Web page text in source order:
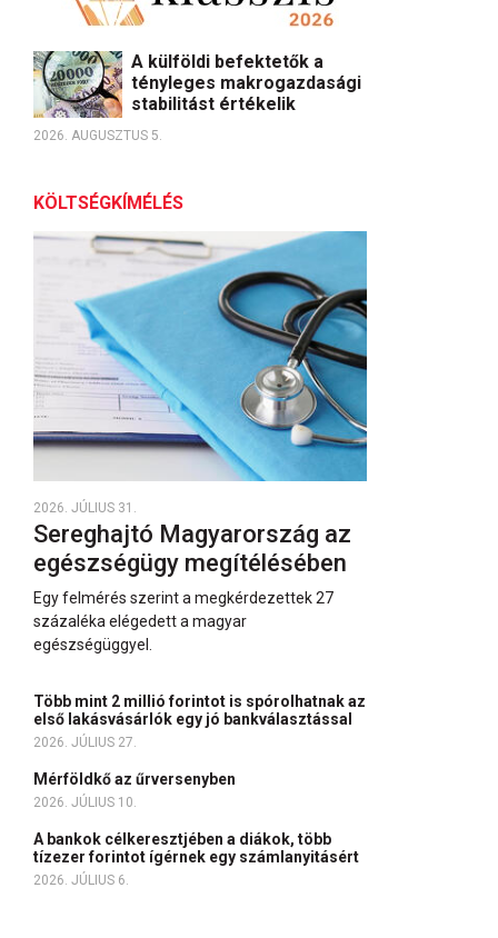
A külföldi befektetők a
tényleges makrogazdasági
stabilitást értékelik
2026. AUGUSZTUS 5.
KÖLTSÉGKÍMÉLÉS
2026. JÚLIUS 31.
Sereghajtó Magyarország az
egészségügy megítélésében
Egy felmérés szerint a megkérdezettek 27
százaléka elégedett a magyar
egészségüggyel.
Több mint 2 millió forintot is spórolhatnak az
első lakásvásárlók egy jó bankválasztással
2026. JÚLIUS 27.
Mérföldkő az űrversenyben
2026. JÚLIUS 10.
A bankok célkeresztjében a diákok, több
tízezer forintot ígérnek egy számlanyitásért
2026. JÚLIUS 6.